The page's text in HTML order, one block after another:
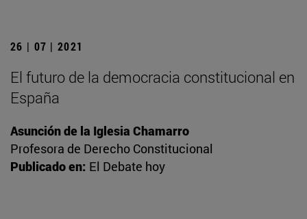
26 | 07 | 2021
El futuro de la democracia constitucional en
España
Asunción de la Iglesia Chamarro
Profesora de Derecho Constitucional
Publicado en: El Debate hoy